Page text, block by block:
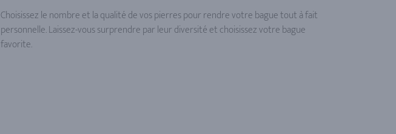
Choisissez le nombre et la qualité de vos pierres pour rendre votre bague tout à fait
personnelle. Laissez-vous surprendre par leur diversité et choisissez votre bague
favorite.